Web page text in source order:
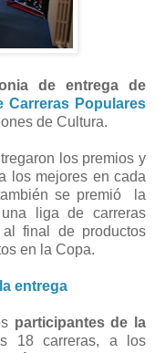
de entrega de
Carreras Populares
de Cultura.
los premios y
los mejores en cada
se premió la
liga de carreras
al final de productos
en la Copa.
entrega
participantes de la
18 carreras, a los